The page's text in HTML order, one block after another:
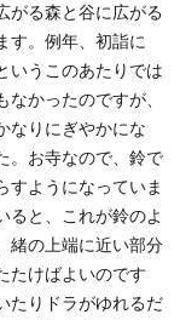
がる森と谷に広がる
す。例年、初詣に
いうこのあたりでは
かったのですが、
なりにぎやかにな
。お寺なので、鈴で
すようになっていま
ると、これが鈴のよ
緒の上端に近い部分
たけばよいのです
たりドラがゆれるだ